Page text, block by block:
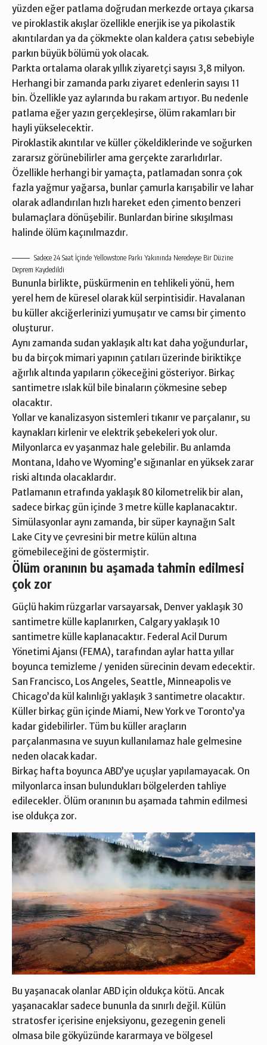
yüzden eğer patlama doğrudan merkezde ortaya çıkarsa
ve piroklastik akışlar özellikle enerjik ise ya pikolastik
akıntılardan ya da çökmekte olan kaldera çatısı sebebiyle
parkın büyük bölümü yok olacak.
Parkta ortalama olarak yıllık ziyaretçi sayısı 3,8 milyon.
Herhangi bir zamanda parkı ziyaret edenlerin sayısı 11
bin. Özellikle yaz aylarında bu rakam artıyor. Bu nedenle
patlama eğer yazın gerçekleşirse, ölüm rakamları bir
hayli yükselecektir.
Piroklastik akıntılar ve küller çökeldiklerinde ve soğurken
zararsız görünebilirler ama gerçekte zararlıdırlar.
Özellikle herhangi bir yamaçta, patlamadan sonra çok
fazla yağmur yağarsa, bunlar çamurla karışabilir ve lahar
olarak adlandırılan hızlı hareket eden çimento benzeri
bulamaçlara dönüşebilir. Bunlardan birine sıkışılması
halinde ölüm kaçınılmazdır.
Sadece 24 Saat İçinde Yellowstone Parkı Yakınında Neredeyse Bir Düzine
Deprem Kaydedildi
Bununla birlikte, püskürmenin en tehlikeli yönü, hem
yerel hem de küresel olarak kül serpintisidir. Havalanan
bu küller akciğerlerinizi yumuşatır ve camsı bir çimento
oluşturur.
Aynı zamanda sudan yaklaşık altı kat daha yoğundurlar,
bu da birçok mimari yapının çatıları üzerinde biriktikçe
ağırlık altında yapıların çökeceğini gösteriyor. Birkaç
santimetre ıslak kül bile binaların çökmesine sebep
olacaktır.
Yollar ve kanalizasyon sistemleri tıkanır ve parçalanır, su
kaynakları kirlenir ve elektrik şebekeleri yok olur.
Milyonlarca ev yaşanmaz hale gelebilir. Bu anlamda
Montana, Idaho ve Wyoming’e sığınanlar en yüksek zarar
riski altında olacaklardır.
Patlamanın etrafında yaklaşık 80 kilometrelik bir alan,
sadece birkaç gün içinde 3 metre külle kaplanacaktır.
Simülasyonlar aynı zamanda, bir süper kaynağın Salt
Lake City ve çevresini bir metre külün altına
gömebileceğini de göstermiştir.
Ölüm oranının bu aşamada tahmin edilmesi
çok zor
Güçlü hakim rüzgarlar varsayarsak, Denver yaklaşık 30
santimetre külle kaplanırken, Calgary yaklaşık 10
santimetre külle kaplanacaktır. Federal Acil Durum
Yönetimi Ajansı (FEMA), tarafından aylar hatta yıllar
boyunca temizleme / yeniden sürecinin devam edecektir.
San Francisco, Los Angeles, Seattle, Minneapolis ve
Chicago’da kül kalınlığı yaklaşık 3 santimetre olacaktır.
Küller birkaç gün içinde Miami, New York ve Toronto’ya
kadar gidebilirler. Tüm bu küller araçların
parçalanmasına ve suyun kullanılamaz hale gelmesine
neden olacak kadar.
Birkaç hafta boyunca ABD’ye uçuşlar yapılamayacak. On
milyonlarca insan bulundukları bölgelerden tahliye
edilecekler. Ölüm oranının bu aşamada tahmin edilmesi
ise oldukça zor.
Bu yaşanacak olanlar ABD için oldukça kötü. Ancak
yaşanacaklar sadece bununla da sınırlı değil. Külün
stratosfer içerisine enjeksiyonu, gezegenin geneli
olmasa bile gökyüzünde kararmaya ve bölgesel